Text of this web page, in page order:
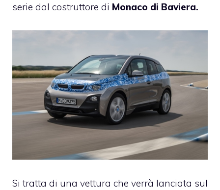
serie dal costruttore di Monaco di Baviera.
Si tratta di una vettura che verrà lanciata sul